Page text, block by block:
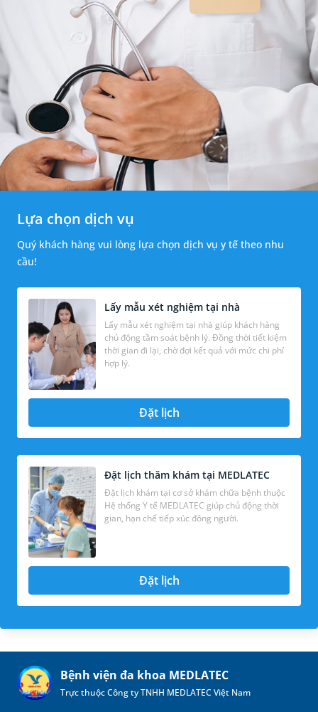
Lựa chọn dịch vụ
Quý khách hàng vui lòng lựa chọn dịch vụ y tế theo nhu
cầu!
Lấy mẫu xét nghiệm tại nhà
Lấy mẫu xét nghiệm tại nhà giúp khách hàng
chủ động tầm soát bệnh lý. Đồng thời tiết kiệm
thời gian đi lại, chờ đợi kết quả với mức chi phí
hợp lý.
Đặt lịch
Đặt lịch thăm khám tại MEDLATEC
Đặt lịch khám tại cơ sở khám chữa bệnh thuộc
Hệ thống Y tế MEDLATEC giúp chủ động thời
gian, hạn chế tiếp xúc đông người.
Đặt lịch
Bệnh viện đa khoa MEDLATEC
Trực thuộc Công ty TNHH MEDLATEC Việt Nam